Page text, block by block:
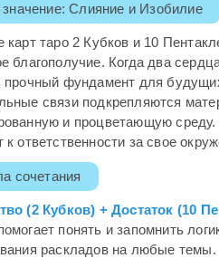
Слияние и Изобилие
карт таро 2 Кубков и 10
благополучие. Когда два
прочный фундамент для
связи подкрепляются
и процветающую
к ответственности за свое
сочетания
(2 Кубков) + Достаток (10
понять и запомнить
раскладов на любые темы.